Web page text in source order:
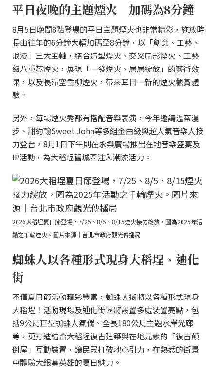
平日夜晚的主題煙火 加碼為8分鐘
8月5日晚間8點登場的平日主題煙火也非常精彩，施放時
長由往年的6分鐘大幅加碼至8分鐘，以「創意、工藝、
浪漫」三大主軸，結合造型煙火、交叉扇形煙火、工藝
級八重芯煙火，展現「一發煙火、層層綻放」的藝術效
果，以及長滯空垂柳煙火，帶來耳目一新的煙火觀賞體
驗。
另外，每場煙火秀都有搭配音樂表演，今年邀請溫蒂漫
步、甜約翰Sweet John等多組金曲級與超人氣音樂人接
力登台，8月1日下午則在永樂廣場推出在地音樂盛宴及
IP活動，為大稻埕舊城區注入潮流活力。
2026大稻埕夏日節登場，7/25、8/5、8/15煙火接力綻放，圖為2025年活
動之千輪煙火。圖片來源｜台北市政府觀光傳播局
蜘蛛人以各種形式現身大稻埕、迪化
街
不僅夏日節活動精彩豐富，蜘蛛人還將以各種形式現身
大稻埕！活動現場及迪化街區將設置多處裝置亮點，包
括9公尺巨型蜘蛛人氣偶、全長180公尺主題水岸光廊
等，更打造結合大稻埕復古建築與在地元素的「復古顛
倒屋」互動裝置，讓民眾打破地心引力，在熟悉的街景
中體驗大銀幕英雄的夏日魅力。